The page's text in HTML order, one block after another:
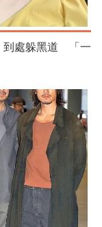
到處躲黑道 「一